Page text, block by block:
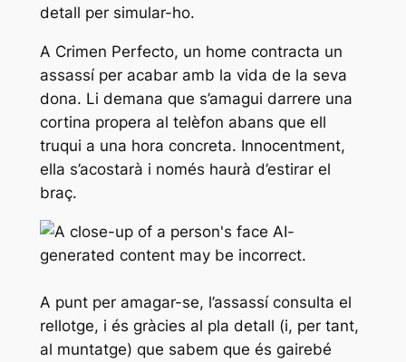
detall per simular-ho.
A Crimen Perfecto, un home contracta un
assassí per acabar amb la vida de la seva
dona. Li demana que s’amagui darrere una
cortina propera al telèfon abans que ell
truqui a una hora concreta. Innocentment,
ella s’acostarà i només haurà d’estirar el
braç.
A punt per amagar-se, l’assassí consulta el
rellotge, i és gràcies al pla detall (i, per tant,
al muntatge) que sabem que és gairebé